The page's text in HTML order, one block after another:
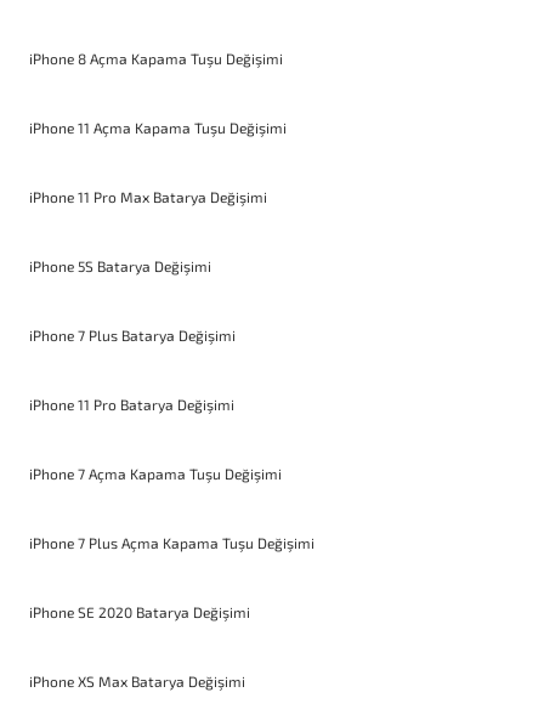
iPhone 8 Açma Kapama Tuşu Değişimi
iPhone 11 Açma Kapama Tuşu Değişimi
iPhone 11 Pro Max Batarya Değişimi
iPhone 5S Batarya Değişimi
iPhone 7 Plus Batarya Değişimi
iPhone 11 Pro Batarya Değişimi
iPhone 7 Açma Kapama Tuşu Değişimi
iPhone 7 Plus Açma Kapama Tuşu Değişimi
iPhone SE 2020 Batarya Değişimi
iPhone XS Max Batarya Değişimi